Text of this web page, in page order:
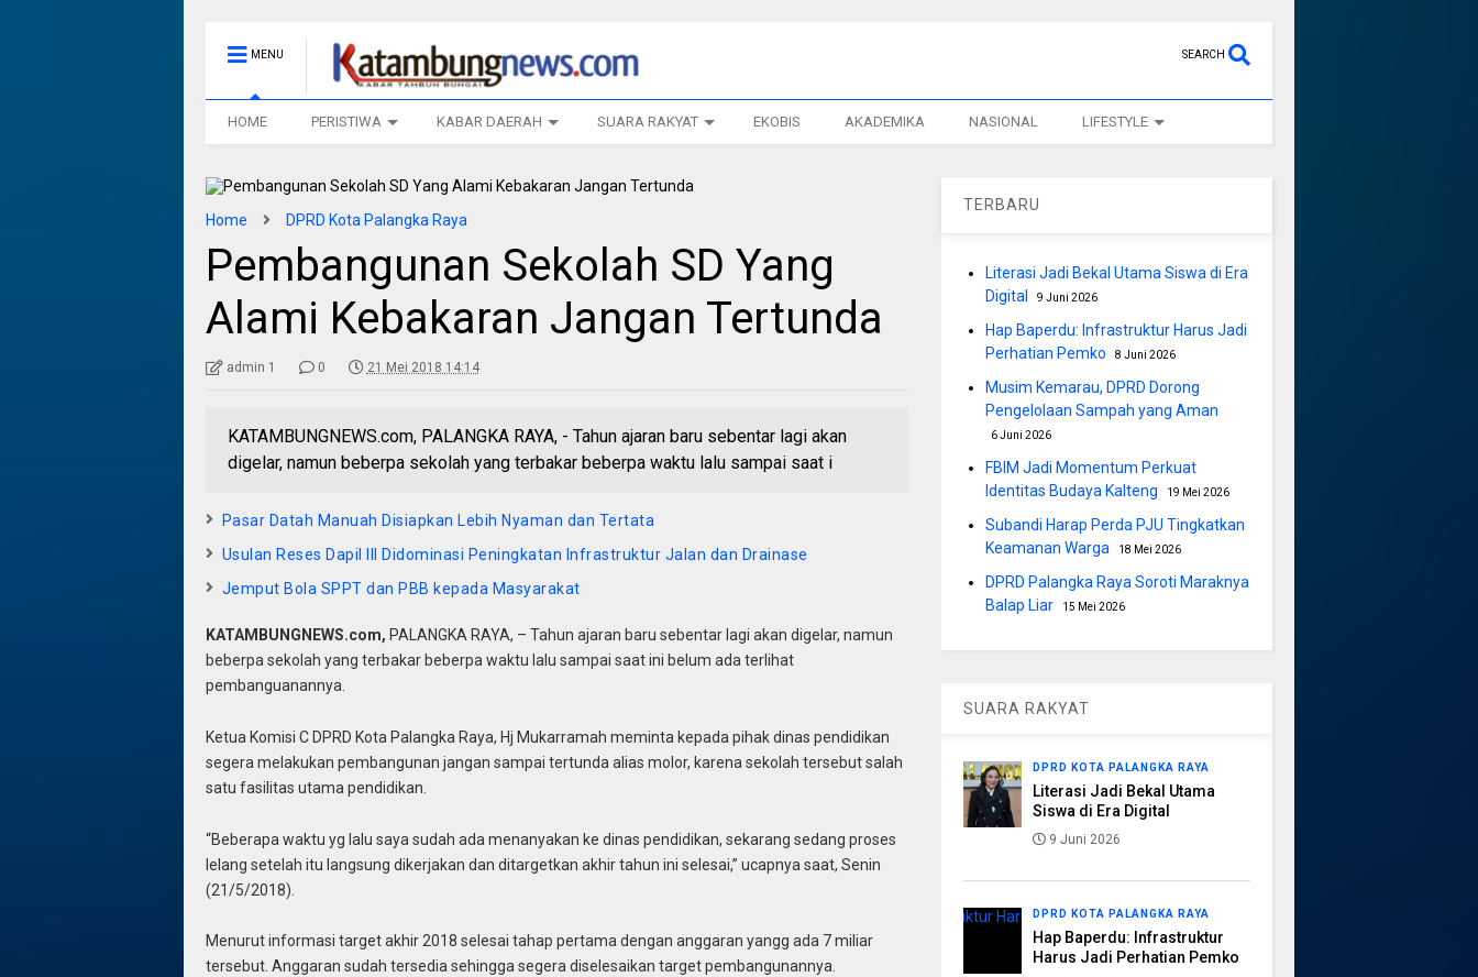
MENU SEARCH
HOME PERISTIWA KABAR DAERAH SUARA RAKYAT EKOBIS AKADEMIKA NASIONAL LIFESTYLE
Home DPRD Kota Palangka Raya
Pembangunan Sekolah SD Yang
Alami Kebakaran Jangan Tertunda
admin 1 0 21 Mei 2018 14:14
KATAMBUNGNEWS.com, PALANGKA RAYA, - Tahun ajaran baru sebentar lagi akan
digelar, namun beberpa sekolah yang terbakar beberpa waktu lalu sampai saat i
Pasar Datah Manuah Disiapkan Lebih Nyaman dan Tertata
Usulan Reses Dapil III Didominasi Peningkatan Infrastruktur Jalan dan Drainase
Jemput Bola SPPT dan PBB kepada Masyarakat
KATAMBUNGNEWS.com, PALANGKA RAYA, – Tahun ajaran baru sebentar lagi akan digelar, namun
beberpa sekolah yang terbakar beberpa waktu lalu sampai saat ini belum ada terlihat
pembanguanannya.
Ketua Komisi C DPRD Kota Palangka Raya, Hj Mukarramah meminta kepada pihak dinas pendidikan
segera melakukan pembangunan jangan sampai tertunda alias molor, karena sekolah tersebut salah
satu fasilitas utama pendidikan.
“Beberapa waktu yg lalu saya sudah ada menanyakan ke dinas pendidikan, sekarang sedang proses
lelang setelah itu langsung dikerjakan dan ditargetkan akhir tahun ini selesai,” ucapnya saat, Senin
(21/5/2018).
Menurut informasi target akhir 2018 selesai tahap pertama dengan anggaran yangg ada 7 miliar
tersebut. Anggaran sudah tersedia sehingga segera diselesaikan target pembangunannya.
TERBARU
Literasi Jadi Bekal Utama Siswa di Era
Digital
9 Juni 2026
Hap Baperdu: Infrastruktur Harus Jadi
Perhatian Pemko
8 Juni 2026
Musim Kemarau, DPRD Dorong
Pengelolaan Sampah yang Aman
6 Juni 2026
FBIM Jadi Momentum Perkuat
Identitas Budaya Kalteng
19 Mei 2026
Subandi Harap Perda PJU Tingkatkan
Keamanan Warga
18 Mei 2026
DPRD Palangka Raya Soroti Maraknya
Balap Liar
15 Mei 2026
SUARA RAKYAT
DPRD KOTA PALANGKA RAYA
Literasi Jadi Bekal Utama
Siswa di Era Digital
9 Juni 2026
DPRD KOTA PALANGKA RAYA
Hap Baperdu: Infrastruktur
Harus Jadi Perhatian Pemko